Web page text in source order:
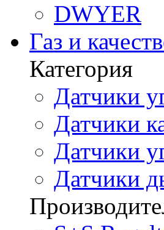
DWYER
Газ и
Категория
Датчики
Датчики
Датчики
Датчики